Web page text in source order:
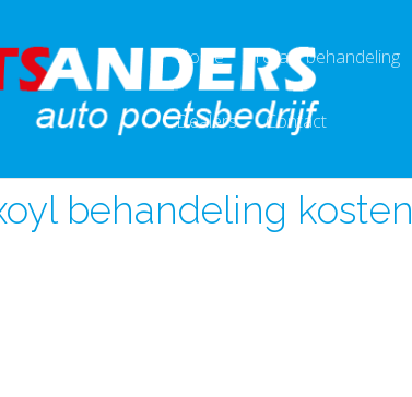
Home Totaal behandeling
Dealers Contact
behandeling kosten